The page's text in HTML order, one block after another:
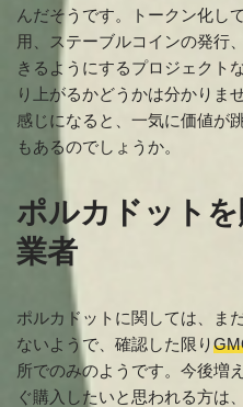
んだそうです。トークン化し
用、ステーブルコインの発行
きるようにするプロジェクト
り上がるかどうかは分かりま
感じになると、一気に価値が
もあるのでしょうか。
ポルカドット
業者
ポルカドットに関しては、ま
ないようで、確認した限り
所でのみのようです。今後増
ぐ購入したいと思われる方は